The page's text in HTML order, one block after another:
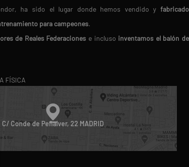
ha sido el lugar donde hemos vendido y fabricado
para campeones.
de Reales Federaciones e incluso inventamos el balón de
FÍSICA
C/ Conde de Peñalver, 22 MADRID